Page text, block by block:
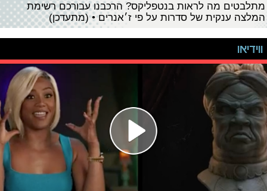
מתלבטים מה לראות בנטפליקס? הרכבנו עבורכם רשימת
המלצה ענקית של סדרות על פי ז׳אנרים • (מתעדכן)
ווידיאו